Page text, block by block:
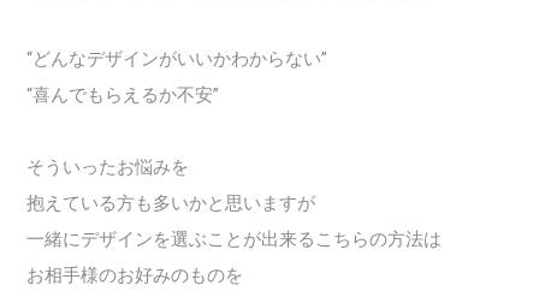
“どんなデザインがいいかわからない”
“喜んでもらえるか不安”
そういったお悩みを
抱えている方も多いかと思いますが
一緒にデザインを選ぶことが出来るこちらの方法は
お相手様のお好みのものを